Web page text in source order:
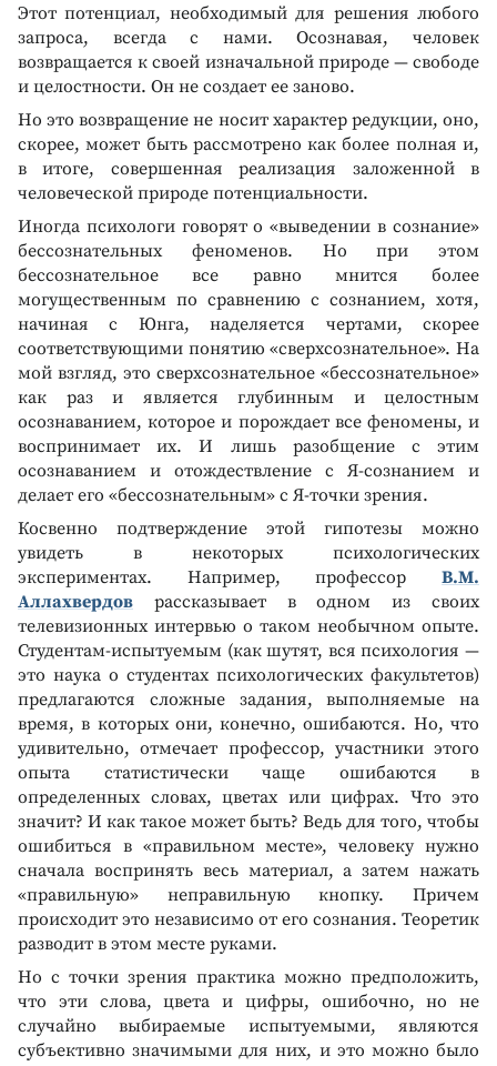
Этот потенциал, необходимый для решения любого
запроса, всегда с нами. Осознавая, человек
возвращается к своей изначальной природе — свободе
и целостности. Он не создает ее заново.
Но это возвращение не носит характер редукции, оно,
скорее, может быть рассмотрено как более полная и,
в итоге, совершенная реализация заложенной в
человеческой природе потенциальности.
Иногда психологи говорят о «выведении в сознание»
бессознательных феноменов. Но при этом
бессознательное все равно мнится более
могущественным по сравнению с сознанием, хотя,
начиная с Юнга, наделяется чертами, скорее
соответствующими понятию «сверхсознательное». На
мой взгляд, это сверхсознательное «бессознательное»
как раз и является глубинным и целостным
осознаванием, которое и порождает все феномены, и
воспринимает их. И лишь разобщение с этим
осознаванием и отождествление с Я-сознанием и
делает его «бессознательным» с Я-точки зрения.
Косвенно подтверждение этой гипотезы можно
увидеть в некоторых психологических
экспериментах. Например, профессор В.М.
Аллахвердов рассказывает в одном из своих
телевизионных интервью о таком необычном опыте.
Студентам-испытуемым (как шутят, вся психология —
это наука о студентах психологических факультетов)
предлагаются сложные задания, выполняемые на
время, в которых они, конечно, ошибаются. Но, что
удивительно, отмечает профессор, участники этого
опыта статистически чаще ошибаются в
определенных словах, цветах или цифрах. Что это
значит? И как такое может быть? Ведь для того, чтобы
ошибиться в «правильном месте», человеку нужно
сначала воспринять весь материал, а затем нажать
«правильную» неправильную кнопку. Причем
происходит это независимо от его сознания. Теоретик
разводит в этом месте руками.
Но с точки зрения практика можно предположить,
что эти слова, цвета и цифры, ошибочно, но не
случайно выбираемые испытуемыми, являются
субъективно значимыми для них, и это можно было